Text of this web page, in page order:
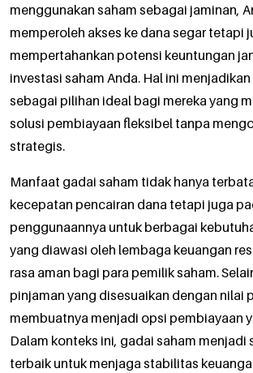
menggunakan saham sebagai jaminan,
memperoleh akses ke dana segar tetapi
mempertahankan potensi keuntungan
investasi saham Anda. Hal ini
sebagai pilihan ideal bagi mereka yang
solusi pembiayaan fleksibel tanpa
strategis.
Manfaat gadai saham tidak hanya
kecepatan pencairan dana tetapi juga
penggunaannya untuk berbagai
yang diawasi oleh lembaga keuangan
rasa aman bagi para pemilik saham.
pinjaman yang disesuaikan dengan nilai
membuatnya menjadi opsi pembiayaan
Dalam konteks ini, gadai saham menjadi
terbaik untuk menjaga stabilitas